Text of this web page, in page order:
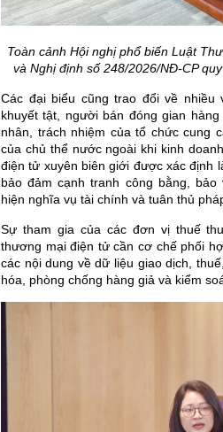
Toàn cảnh Hội nghị phổ biến Luật
và Nghị định số 248/2026/NĐ-CP
Các đại biểu cũng trao đổi về
khuyết tật, người bán đóng gian
nhân, trách nhiệm của tổ chức cung
của chủ thể nước ngoài khi kinh
điện tử xuyên biên giới được xác định
bảo đảm cạnh tranh công bằng,
hiện nghĩa vụ tài chính và tuân thủ
Sự tham gia của các đơn vị thuế
thương mại điện tử cần cơ chế phối
các nội dung về dữ liệu giao dịch,
hóa, phòng chống hàng giả và kiểm